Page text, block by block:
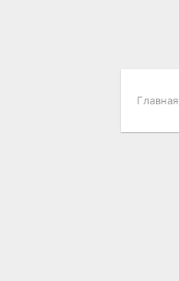
Главная